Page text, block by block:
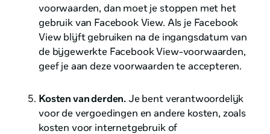
voorwaarden, dan moet je stoppen met het
gebruik van Facebook View. Als je Facebook
View blijft gebruiken na de ingangsdatum van
de bijgewerkte Facebook View-voorwaarden,
geef je aan deze voorwaarden te accepteren.
Kosten van derden. Je bent verantwoordelijk
voor de vergoedingen en andere kosten, zoals
kosten voor internetgebruik of